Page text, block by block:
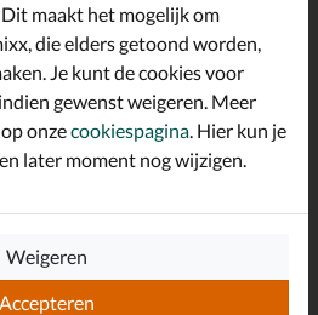
nieuwsbrief en ontvang €10,-
maakt het mogelijk om
die elders getoond worden,
Je kunt de cookies voor
gewenst weigeren. Meer
onzecookiespagina . Hier kun je
later moment nog wijzigen.
Accepteren
Weigeren